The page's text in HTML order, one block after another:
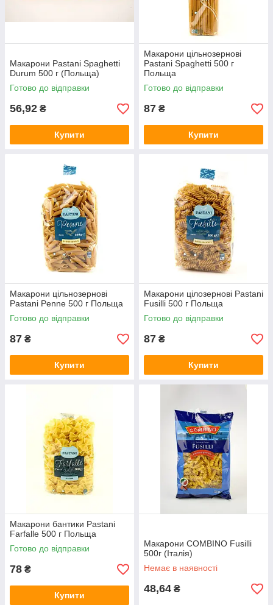
Макарони Pastani Spaghetti
Durum 500 г (Польща)
Готово до відправки
56,92 ₴
Купити
Макарони цільнозернові
Pastani Spaghetti 500 г
Польща
Готово до відправки
87 ₴
Купити
Макарони цільнозернові
Pastani Penne 500 г Польща
Готово до відправки
87 ₴
Купити
Макарони цілозернові Pastani
Fusilli 500 г Польща
Готово до відправки
87 ₴
Купити
Макарони бантики Pastani
Farfalle 500 г Польща
Готово до відправки
78 ₴
Купити
Макарони COMBINO Fusilli
500г (Італія)
Немає в наявності
48,64 ₴